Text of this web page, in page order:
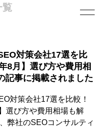
覧
対策会社17選を比
8月】選び方や費用相
記事に掲載されました
対策会社17選を比較！
選び方や費用相場も解
弊社のSEOコンサルティ